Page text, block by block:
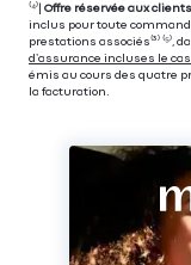
⁽⁴⁾| Offre réservée aux
inclus pour toute
prestations associés⁽³⁾ ⁽⁵⁾,
d’assurance incluses le
émis au cours des quatre
la facturation.